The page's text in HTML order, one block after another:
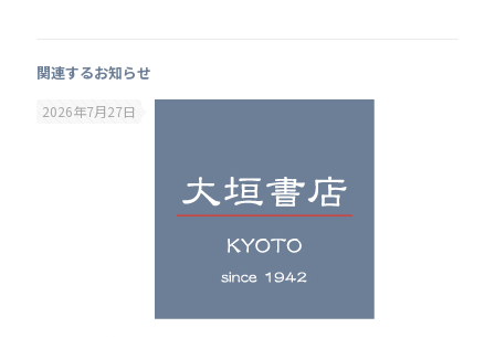
関連するお知らせ
2026年7月27日